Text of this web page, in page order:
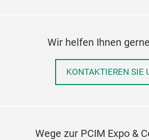
Wir helfen Ihnen
KONTAKTIEREN SIE
Wege zur PCIM Expo &